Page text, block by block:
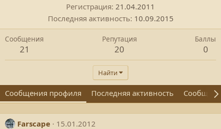
Регистрация 21.04.2011
Последняя активность 10.09.2015
Сообщения
21
Репутация
20
Баллы
0
Найти
Сообщения профиля Последняя активность
Farscape
15.01.2012